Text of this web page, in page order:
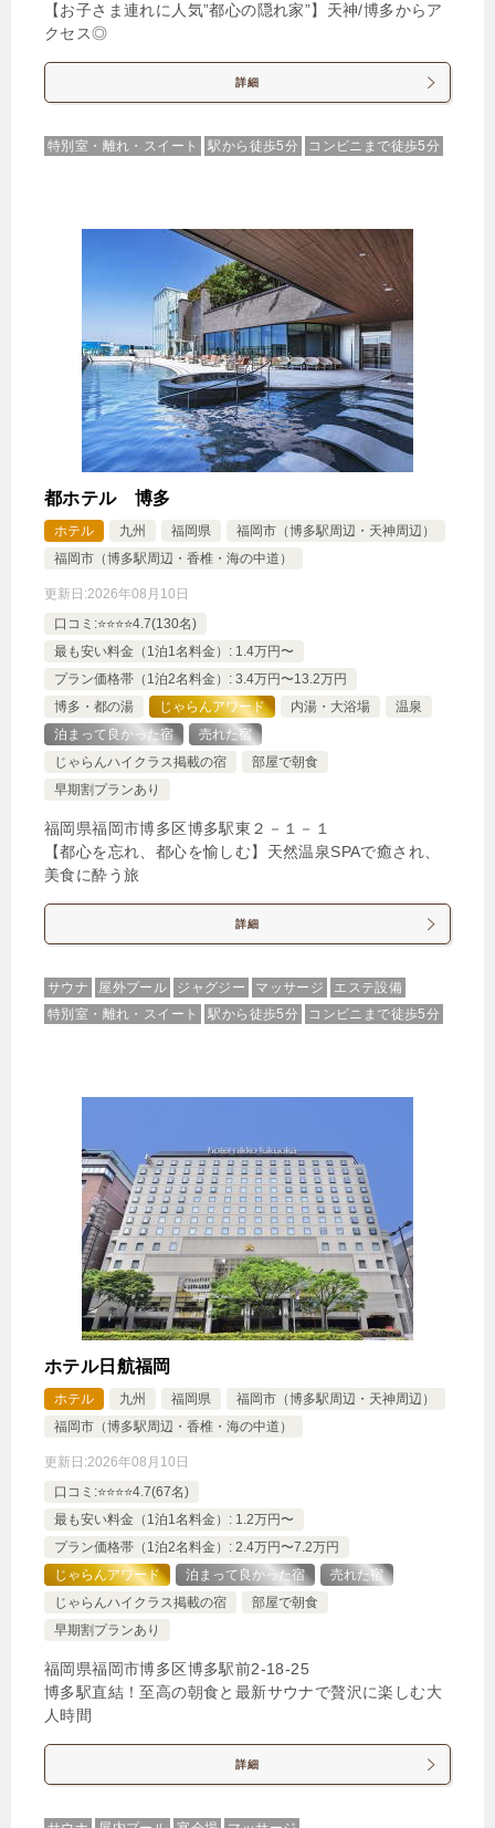
【お子さま連れに人気”都心の隠れ家”】天神/博多からア
クセス◎
詳細
特別室・離れ・スイート 駅から徒歩5分 コンビニまで徒歩5分
都ホテル 博多
ホテル 九州 福岡県
福岡市（博多駅周辺・天神周辺）
福岡市（博多駅周辺・香椎・海の中道）
更新日:2026年08月10日
口コミ:⭐️⭐️⭐️⭐️4.7(130名)
最も安い料金（1泊1名料金）: 1.4万円〜
プラン価格帯（1泊2名料金）: 3.4万円〜13.2万円
博多・都の湯
じゃらんアワード 内湯・大浴場
温泉
泊まって良かった宿
売れた宿
じゃらんハイクラス掲載の宿
部屋で朝食
早期割プランあり
福岡県福岡市博多区博多駅東２－１－１
【都心を忘れ、都心を愉しむ】天然温泉SPAで癒され、
美食に酔う旅
詳細
サウナ 屋外プール ジャグジー マッサージ
エステ設備
特別室・離れ・スイート
駅から徒歩5分 コンビニまで徒歩5分
ホテル日航福岡
ホテル 九州 福岡県
福岡市（博多駅周辺・天神周辺）
福岡市（博多駅周辺・香椎・海の中道）
更新日:2026年08月10日
口コミ:⭐️⭐️⭐️⭐️4.7(67名)
最も安い料金（1泊1名料金）: 1.2万円〜
プラン価格帯（1泊2名料金）: 2.4万円〜7.2万円
じゃらんアワード
泊まって良かった宿
売れた宿
じゃらんハイクラス掲載の宿
部屋で朝食
早期割プランあり
福岡県福岡市博多区博多駅前2-18-25
博多駅直結！至高の朝食と最新サウナで贅沢に楽しむ大
人時間
詳細